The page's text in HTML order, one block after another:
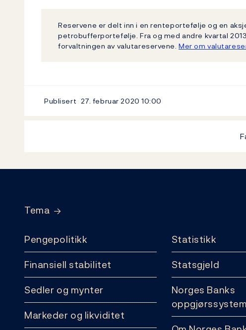
Reservene er delt inn i en renteportefølje og en
petrobufferportefølje. Fra og med andre kvartal
forvaltningen av valutareservene.Mer om
Publisert 27. februar 202010:00
Tema
Pengepolitikk
Finansiell stabilitet
Sedler og mynter
Markeder og likviditet
Statistikk
Statsgjeld
Norges Banks
oppgjørssystem